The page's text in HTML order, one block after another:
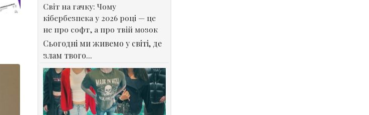
Світ на гачку: Чому
кібербезпека у 2026 році — це
не про софт, а про твій мозок
Сьогодні ми живемо у світі, де
злам твого...